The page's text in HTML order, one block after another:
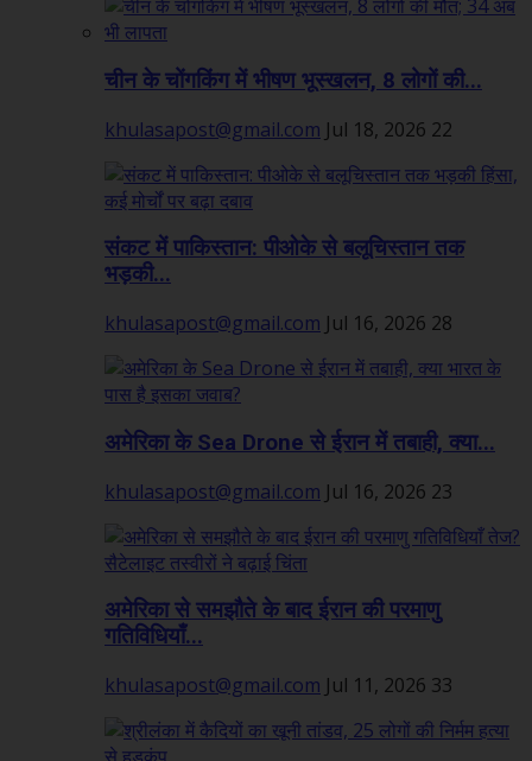
चीन के चोंगकिंग में भीषण भूस्खलन, 8 लोगों की...
khulasapost@gmail.com Jul 18, 2026 22
संकट में पाकिस्तान: पीओके से बलूचिस्तान तक
भड़की...
khulasapost@gmail.com Jul 16, 2026 28
अमेरिका के Sea Drone से ईरान में तबाही, क्या...
khulasapost@gmail.com Jul 16, 2026 23
अमेरिका से समझौते के बाद ईरान की परमाणु
गतिविधियाँ...
khulasapost@gmail.com Jul 11, 2026 33